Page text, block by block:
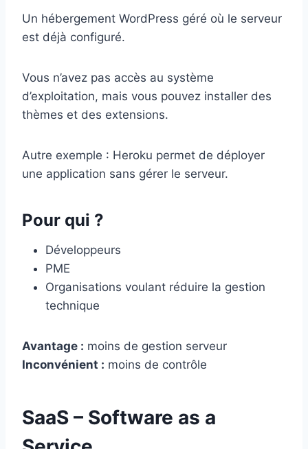
Un hébergement WordPress géré où le serveur
est déjà configuré.
Vous n’avez pas accès au système
d’exploitation, mais vous pouvez installer des
thèmes et des extensions.
Autre exemple : Heroku permet de déployer
une application sans gérer le serveur.
Pour qui ?
Développeurs
PME
Organisations voulant réduire la gestion
technique
Avantage : moins de gestion serveur
Inconvénient : moins de contrôle
SaaS – Software as a